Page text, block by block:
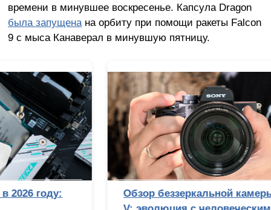
времени в минувшее воскресенье. Капсула Dragon
была запущенана орбиту при помощи ракеты Falcon
9 с мыса Канаверал в минувшую пятницу.
Обзор беззеркальной камеры Sony Alpha 7